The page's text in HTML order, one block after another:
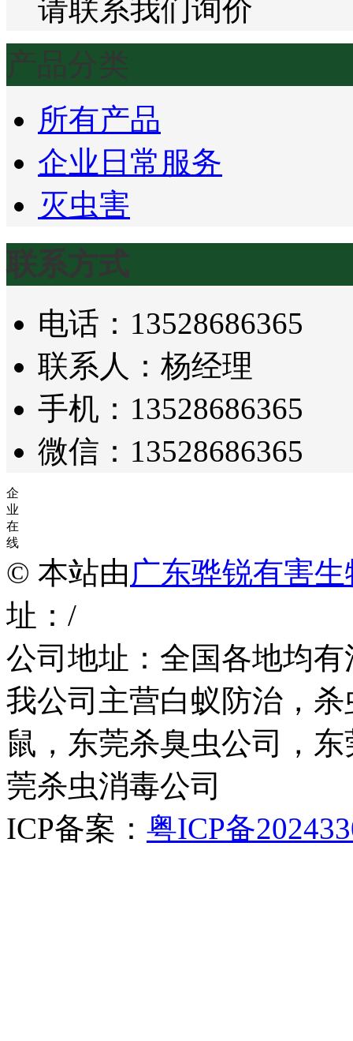
请联系我们询价
产品分类
所有产品
企业日常服务
灭虫害
联系方式
电话：13528686365
联系人：杨经理
手机：13528686365
微信：13528686365
企
业
在
线
© 本站由广东骅锐有害
址：/
公司地址：全国各地均
我公司主营白蚁防治，
鼠，东莞杀臭虫公司，
莞杀虫消毒公司
ICP备案： 粤ICP备